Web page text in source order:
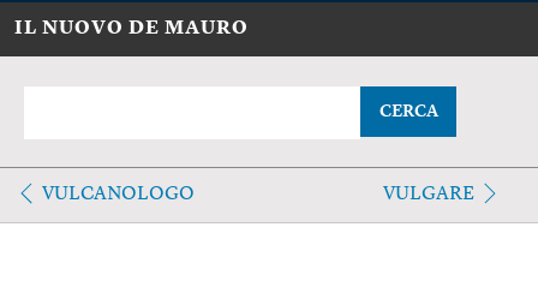
IL NUOVO DE MAURO
CERCA
VULCANOLOGO VULGARE